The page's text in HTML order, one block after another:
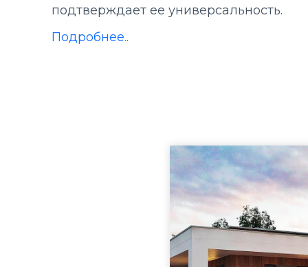
подтверждает ее универсальность.
Подробнее..